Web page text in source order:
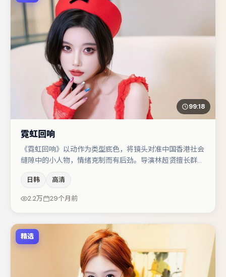
99:18
霓虹回响
《霓虹回响》以动作为类型底色，将镜头对准中国香港社会
缝隙中的小人物，情绪克制而有后劲。导演林超贤擅长群戏
容包括马丽、雷佳音、周冬雨等，角色动机前后呼应，适合
喜欢抠台词与伏笔的观众。若你偏爱强类型与清晰主线，这
部作品值得关注。
日韩 高清
2.2万 29个月前
精选